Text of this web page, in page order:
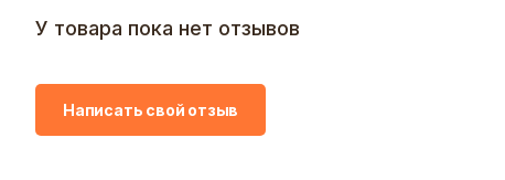
У товара пока нет отзывов
Написать свой отзыв